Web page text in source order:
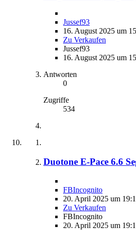
Jussef93
16. August 2025 um
Zu Verkaufen
Jussef93
16. August 2025 um
Antworten
0
Zugriffe
534
Duotone E-Pace 6.6
FBIncognito
20. April 2025 um
Zu Verkaufen
FBIncognito
20. April 2025 um